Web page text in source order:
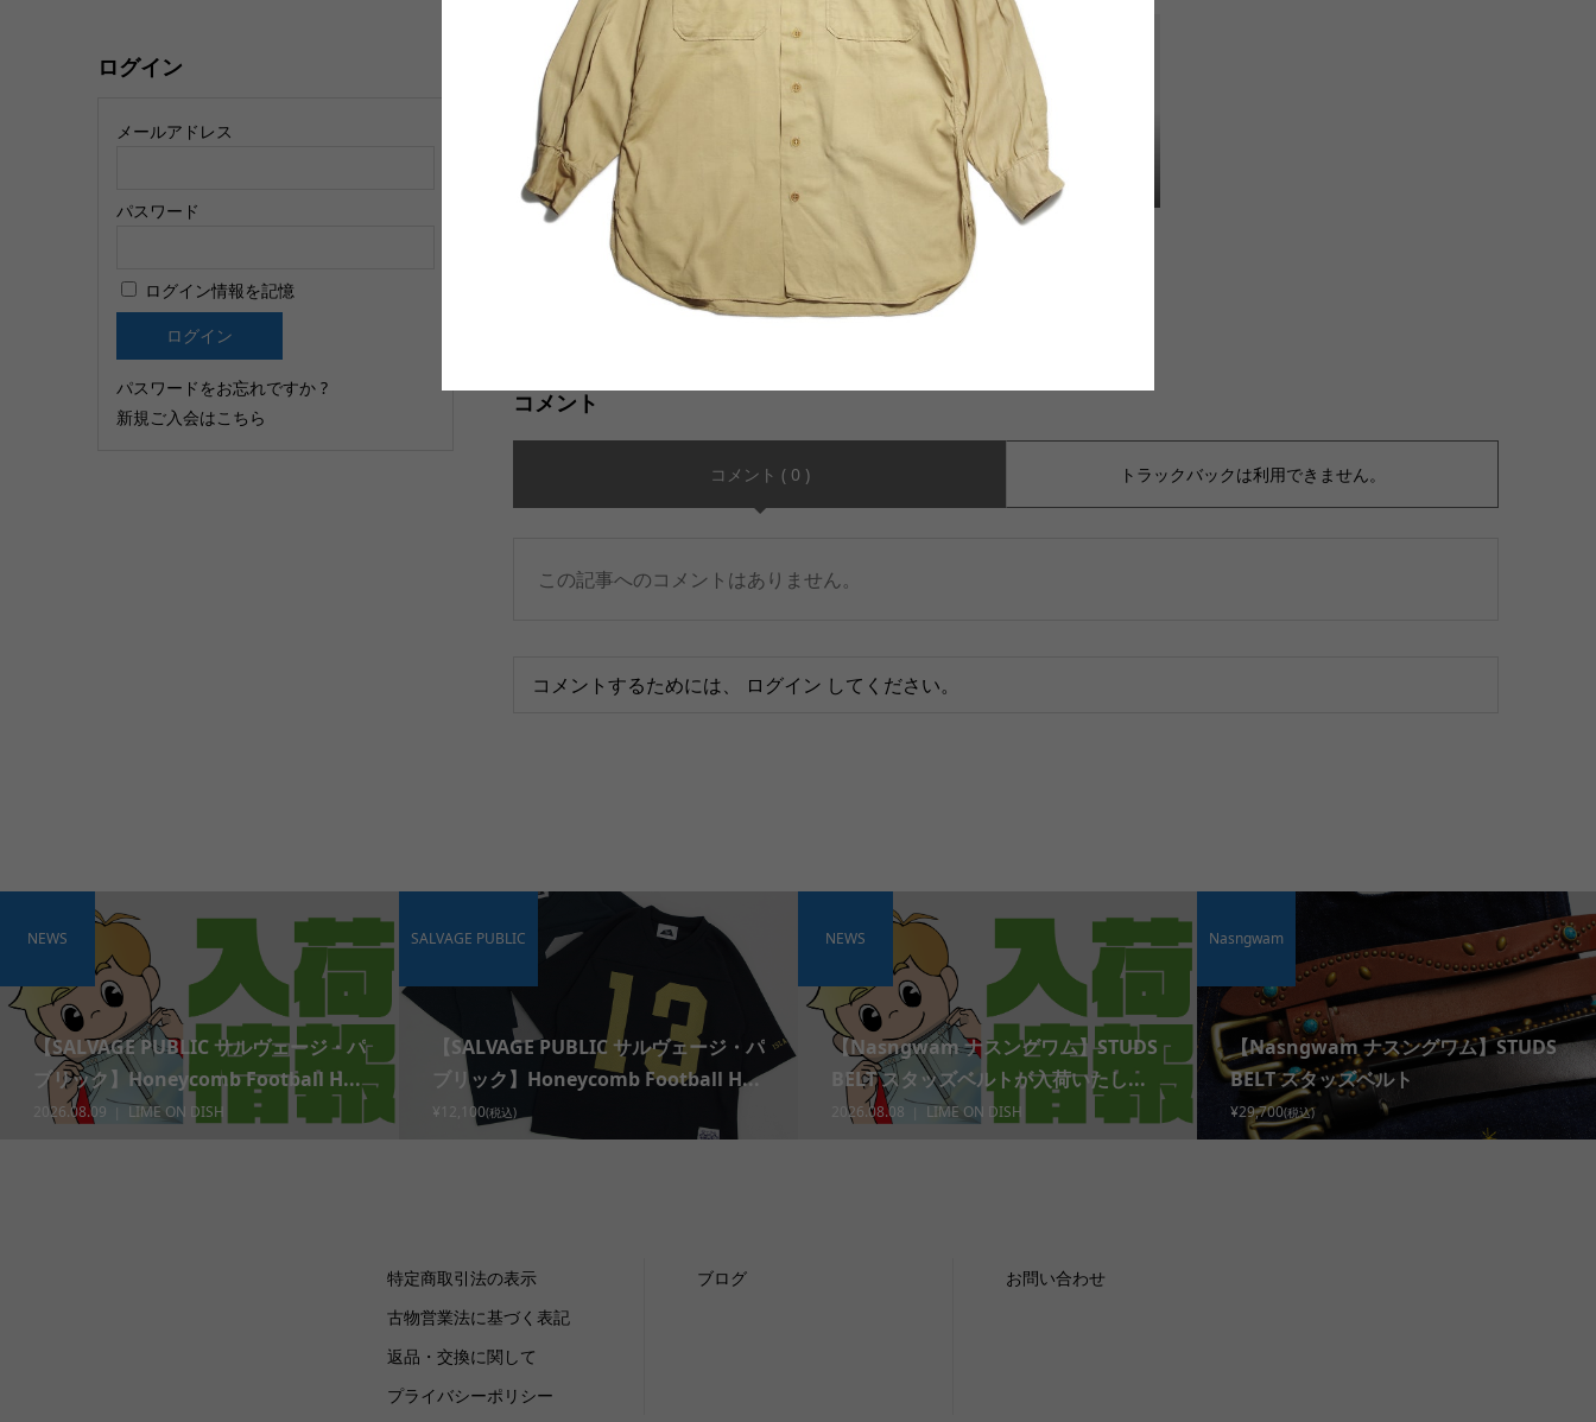
【ämne アンヌ】GABARDINE cla
ssic shirts ギャバジン クラシック
シャツが入荷いた...
【Nasngwam ナスングワム】QUI
ET JACKET クワイエットジャケット
コメント
コメント ( 0 ) トラックバックは利用できません。
この記事へのコメントはありません。
コメントするためには、 ログイン してください。
ログイン
メールアドレス
パスワード
ログイン情報を記憶
パスワードをお忘れですか ?
新規ご入会はこちら
【SALVAGE PUBLIC サルヴェージ・パ
ブリック】Honeycomb Football H...
2026.08.09 LIME ON DISH
NEWS
【SALVAGE PUBLIC サルヴェージ・パ
ブリック】Honeycomb Football H...
¥12,100(税込)
SALVAGE PUBLIC
【Nasngwam ナスングワム】STUDS
BELT スタッズベルトが入荷いたし...
2026.08.08 LIME ON DISH
NEWS
【Nasngwam ナスングワム】STUDS
BELT スタッズベルト
¥29,700(税込)
Nasngwam
特定商取引法の表示
古物営業法に基づく表記
返品・交換に関して
プライバシーポリシー
ブログ お問い合わせ